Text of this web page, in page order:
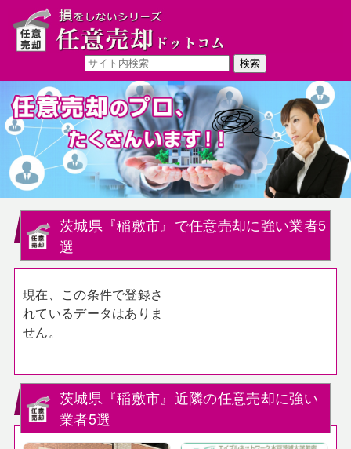
茨城県『稲敷市』で任意売却に強い業者5
選
現在、この条件で登録さ
れているデータはありま
せん。
茨城県『稲敷市』近隣の任意売却に強い
業者5選